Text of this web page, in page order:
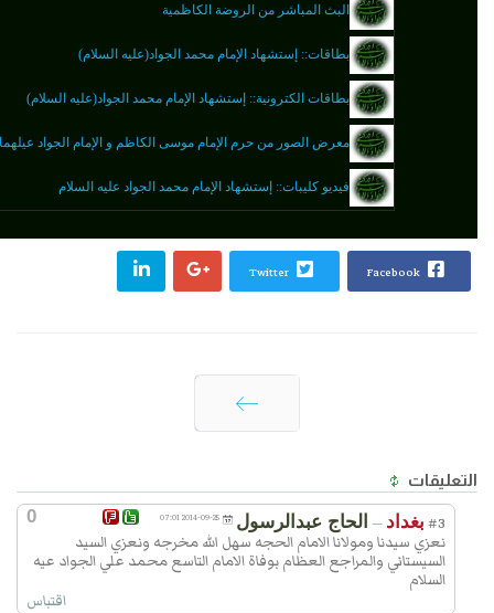
البث المباشر من الروضة الكاظمية
بطاقات:: إستشهاد الإمام محمد الجواد(عليه السلام)
بطاقات الكترونية:: إستشهاد الإمام محمد الجواد(عليه السلام)
معرض الصور من حرم الإمام موسى الكاظم و الإمام الجواد
فيديو كليبات:: إستشهاد الإمام محمد الجواد عليه السلام
التعليقات
0 #3 بغداد — الحاج عبدالرسول 2014-09-25 07:01
نعزي سيدنا ومولانا الامام الحجه سهل الله مخرجه ونعزي السيد
السيستاني والمراجع العظام بوفاة الامام التاسع محمد علي الجواد عيه
السلام
اقتباس